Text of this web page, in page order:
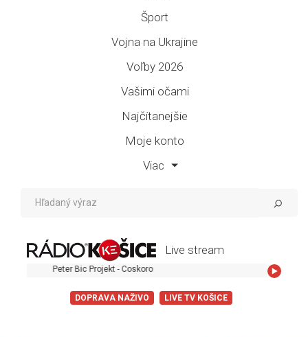
Šport
Vojna na Ukrajine
Voľby 2026
Vašimi očami
Najčítanejšie
Moje konto
Viac
Live stream
Peter Bic Projekt - Coskoro
DOPRAVA NAŽIVO LIVE TV KOŠICE